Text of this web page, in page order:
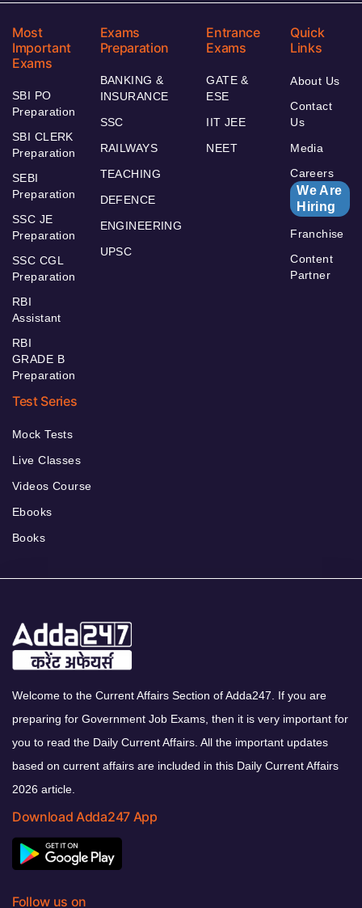
Most
Important
Exams
SBI PO
Preparation
SBI CLERK
Preparation
SEBI
Preparation
SSC JE
Preparation
SSC CGL
Preparation
RBI
Assistant
RBI
GRADE B
Preparation
Exams
Preparation
BANKING &
INSURANCE
SSC
RAILWAYS
TEACHING
DEFENCE
ENGINEERING
UPSC
Entrance
Exams
GATE &
ESE
IIT JEE
NEET
Quick
Links
About Us
Contact
Us
Media
Careers
We Are
Hiring
Franchise
Content
Partner
Test Series
Mock Tests
Live Classes
Videos Course
Ebooks
Books
Welcome to the Current Affairs Section of Adda247. If you are
preparing for Government Job Exams, then it is very important for
you to read the Daily Current Affairs. All the important updates
based on current affairs are included in this Daily Current Affairs
2026 article.
Download Adda247 App
Follow us on